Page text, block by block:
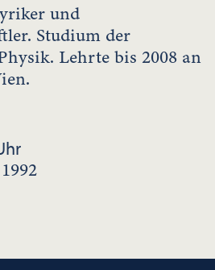
und
Studium der
Lehrte bis 2008 an